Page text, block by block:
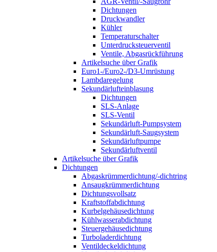
Dichtungen
Druckwandler
Kühler
Temperaturschalter
Unterdrucksteuerventil
Ventile, Abgasrückführung
Artikelsuche über Grafik
Euro1-/Euro2-/D3-Umrüstung
Lambdaregelung
Sekundärlufteinblasung
Dichtungen
SLS-Anlage
SLS-Ventil
Sekundärluft-Pumpsystem
Sekundärluft-Saugsystem
Sekundärluftpumpe
Sekundärluftventil
Artikelsuche über Grafik
Dichtungen
Abgaskrümmerdichtung/-dichtring
Ansaugkrümmerdichtung
Dichtungsvollsatz
Kraftstoffabdichtung
Kurbelgehäusedichtung
Kühlwasserabdichtung
Steuergehäusedichtung
Turboladerdichtung
Ventildeckeldichtung